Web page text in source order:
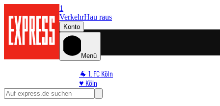
1
VerkehrHau raus
Konto
Menü
🐐 1. FC Köln
♥️ Köln
⭐ Promi